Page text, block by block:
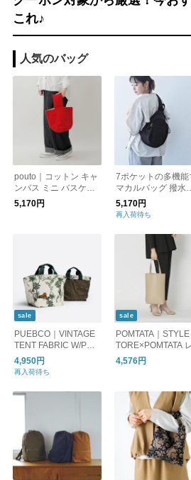
これ♪
人気のバッグ
pouto｜コットン キャ
ンバス ミニ バスケッ
ト バッグ po-010-ma
5,170円
7ポケットの多機能
マカルバッグ 撥水加
工
5,170円
再入荷待ち
sale
PUEBCO｜VINTAGE
TENT FABRIC W/PRI
NTED PATTERN BAG
/ Jungle トートバッグ
4,950円
再入荷待ち
sale
POMTATA｜
TORE×POMTATA
ーライクトートバッ
4,576円